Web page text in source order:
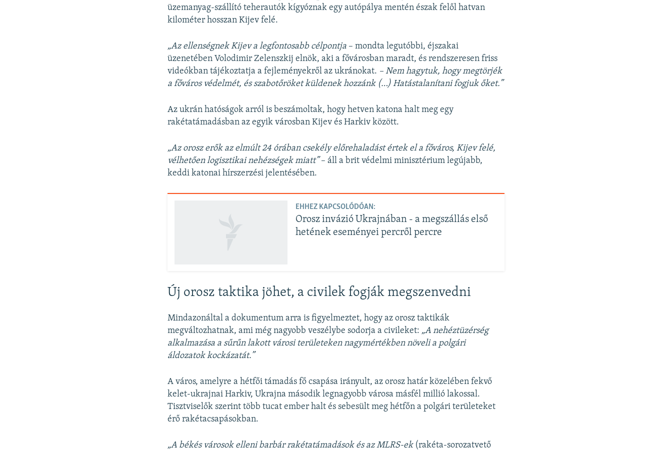
üzemanyag-szállító teherautók kígyóznak egy autópálya mentén észak felől hatvan
kilométer hosszan Kijev felé.
„Az ellenségnek Kijev a legfontosabb célpontja – mondta legutóbbi, éjszakai
üzenetében Volodimir Zelenszkij elnök, aki a fővárosban maradt, és rendszeresen friss
videókban tájékoztatja a fejleményekről az ukránokat. – Nem hagytuk, hogy megtörjék
a főváros védelmét, és szabotőröket küldenek hozzánk (…) Hatástalanítani fogjuk őket.”
Az ukrán hatóságok arról is beszámoltak, hogy hetven katona halt meg egy
rakétatámadásban az egyik városban Kijev és Harkiv között.
„Az orosz erők az elmúlt 24 órában csekély előrehaladást értek el a főváros, Kijev felé,
vélhetően logisztikai nehézségek miatt”– áll a brit védelmi minisztérium legújabb,
keddi katonai hírszerzési jelentésében.
EHHEZ KAPCSOLÓDÓAN:
Orosz invázió Ukrajnában - a megszállás első
hetének eseményei percről percre
Új orosz taktika jöhet, a civilek fogják megszenvedni
Mindazonáltal a dokumentum arra is figyelmeztet, hogy az orosz taktikák
megváltozhatnak, ami még nagyobb veszélybe sodorja a civileket: „A nehéztüzérség
alkalmazása a sűrűn lakott városi területeken nagymértékben növeli a polgári
áldozatok kockázatát.”
A város, amelyre a hétfői támadás fő csapása irányult, az orosz határ közelében fekvő
kelet-ukrajnai Harkiv, Ukrajna második legnagyobb városa másfél millió lakossal.
Tisztviselők szerint több tucat ember halt és sebesült meg hétfőn a polgári területeket
érő rakétacsapásokban.
„A békés városok elleni barbár rakétatámadások és az MLRS-ek (rakéta-sorozatvető